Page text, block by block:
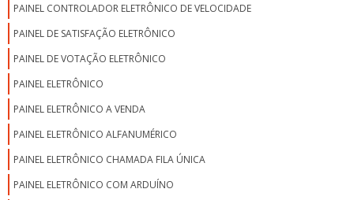
PAINEL CONTROLADOR ELETRÔNICO DE VELOCIDADE
PAINEL DE SATISFAÇÃO ELETRÔNICO
PAINEL DE VOTAÇÃO ELETRÔNICO
PAINEL ELETRÔNICO
PAINEL ELETRÔNICO A VENDA
PAINEL ELETRÔNICO ALFANUMÉRICO
PAINEL ELETRÔNICO CHAMADA FILA ÚNICA
PAINEL ELETRÔNICO COM ARDUÍNO